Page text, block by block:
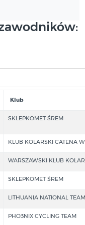
Klub
SKLEPKOMET ŚREM
KLUB KOLARSKI CATENA
WARSZAWSKI KLUB
SKLEPKOMET ŚREM
LITHUANIA NATIONAL TEAM
PHO3NIX CYCLING TEAM